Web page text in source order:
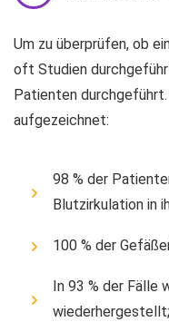
Um zu überprüfen, ob
oft Studien
Patienten
aufgezeichnet:
98 % der
Blutzirkulation in
100 % der
In 93 % der Fälle
wiederhergestellt;